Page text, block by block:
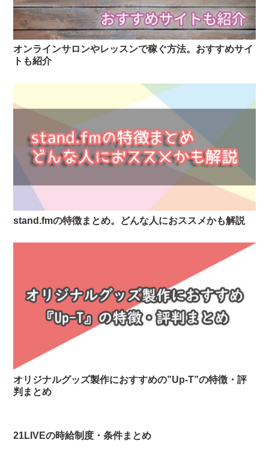
オンラインサロンやレッスンで稼ぐ方法。おすすめサイ
トも紹介
stand.fmの特徴まとめ。どんな人におススメかも解説
オリジナルグッズ製作におすすめの”Up-T”の特徴・評
判まとめ
21LIVEの時給制度・条件まとめ